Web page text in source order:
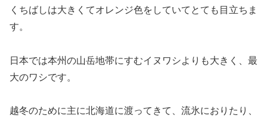
くちばしは大きくてオレンジ色をしていてとても目立ちま
す。
日本では本州の山岳地帯にすむイヌワシよりも大きく、最
大のワシです。
越冬のために主に北海道に渡ってきて、流氷におりたり、